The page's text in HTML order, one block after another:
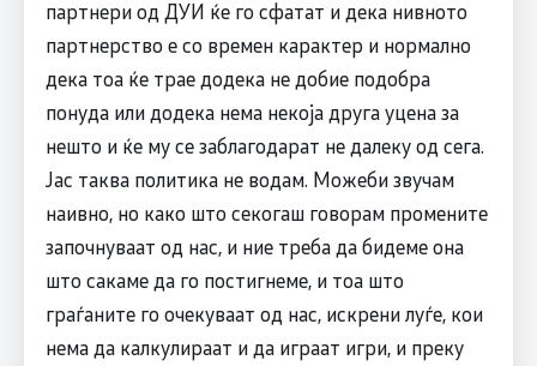
партнери од ДУИ ќе го сфатат и дека нивното
партнерство е со времен карактер и нормално
дека тоа ќе трае додека не добие подобра
понуда или додека нема некоја друга уцена за
нешто и ќе му се заблагодарат не далеку од сега.
Јас таква политика не водам. Можеби звучам
наивно, но како што секогаш говорам промените
започнуваат од нас, и ние треба да бидеме она
што сакаме да го постигнеме, и тоа што
граѓаните го очекуваат од нас, искрени луѓе, кои
нема да калкулираат и да играат игри, и преку